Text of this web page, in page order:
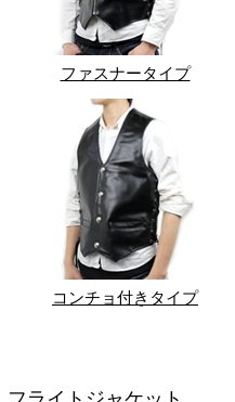
ファスナータイプ
コンチョ付きタイプ